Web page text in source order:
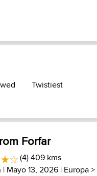
Twistiest
Forfar
(4) 409 kms
| Mayo 13, 2026 | Europa>